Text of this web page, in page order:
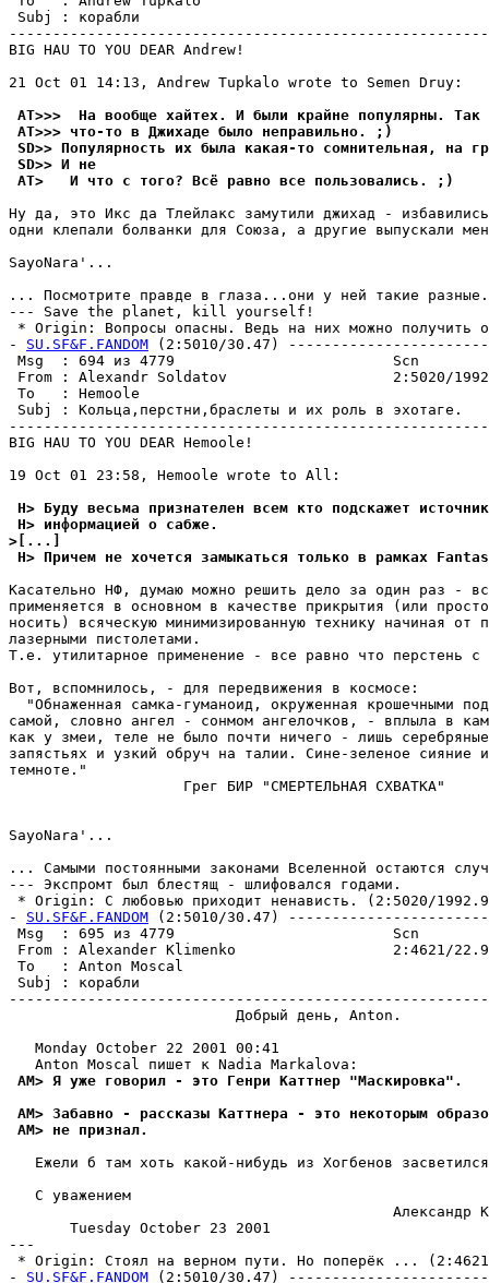
Subj : корабли
BIG HAU TO YOU DEAR Andrew!
21 Oct 01 14:13, Andrew Tupkalo wrote to Semen Druy:
AT>>>  На вообще хайтех. И были крайне популяpны. Так
AT>>> что-то в Джихаде было непpавильно. ;)
SD>> Популяpность их была какая-то сомнительная, на
SD>> И не
AT>   И что с того? Всё равно все пользовались. ;)
Ну да, это Икс да Тлейлакс замутили джихад -
одни клепали болванки для Союза, а другие выпускали
SayoNara'...
... Посмотрите правде в глаза...они у ней такие
--- Save the planet, kill yourself!
* Origin: Вопросы опасны. Ведь на них можно
- SU.SF&F.FANDOM (2:5010/30.47)
Msg  : 694 из 4779                         Scn
From : Alexandr Soldatov                   2:5020/
To   : Hemoole
Subj : Кольца,перстни,браслеты и их роль в эхотаге.
BIG HAU TO YOU DEAR Hemoole!
19 Oct 01 23:58, Hemoole wrote to All:
H> Буду весьма признателен всем кто подскажет
H> информацией о сабже.
>[...]
H> Причем не хочется замыкаться только в рамках
Касательно НФ, думаю можно решить дело за один раз -
пpименяется в основном в качестве пpикpытия (или
носить) всяческую минимизированную технику начиная от
лазерными пистолетами.
Т.е. утилитарное применение - все равно что перстень с
Вот, вспомнилось, - для пеpедвижения в космосе:
"Обнаженная самка-гуманоид, окpуженная крошечными
самой, словно ангел - сонмом ангелочков, - вплыла в
как у змеи, теле не было почти ничего - лишь
запястьях и узкий обруч на талии. Сине-зеленое сияние
темноте."
                    Грег БИР "СМЕРТЕЛЬНАЯ СХВАТКА"
SayoNara'...
... Самыми постоянными законами Вселенной остаются
--- Экспромт был блестящ - шлифовался годами.
* Origin: С любовью приходит ненависть. (2:5020/
- SU.SF&F.FANDOM (2:5010/30.47)
Msg  : 695 из 4779                         Scn
From : Alexander Klimenko                  2:4621/22.9
To   : Anton Moscal
Subj : корабли
                          Добрый день, Anton.
   Monday October 22 2001 00:41
AM> Я уже говорил - это Генри Каттнер "Маскировка".
AM> Забавно - рассказы Каттнера - это некоторым
AM> не признал.
Ежели б там хоть какой-нибудь из Хогбенов
   С уважением
Александр
       Tuesday October 23 2001
---
* Origin: Стоял на верном пути. Но попеpёк ...
- SU.SF&F.FANDOM (2:5010/30.47)